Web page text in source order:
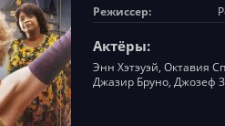
Режиссер:
Актёры:
Энн Хэтэуэй, Октавия
Джазир Бруно, Джозеф